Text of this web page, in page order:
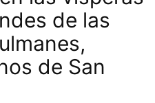
de las
de San